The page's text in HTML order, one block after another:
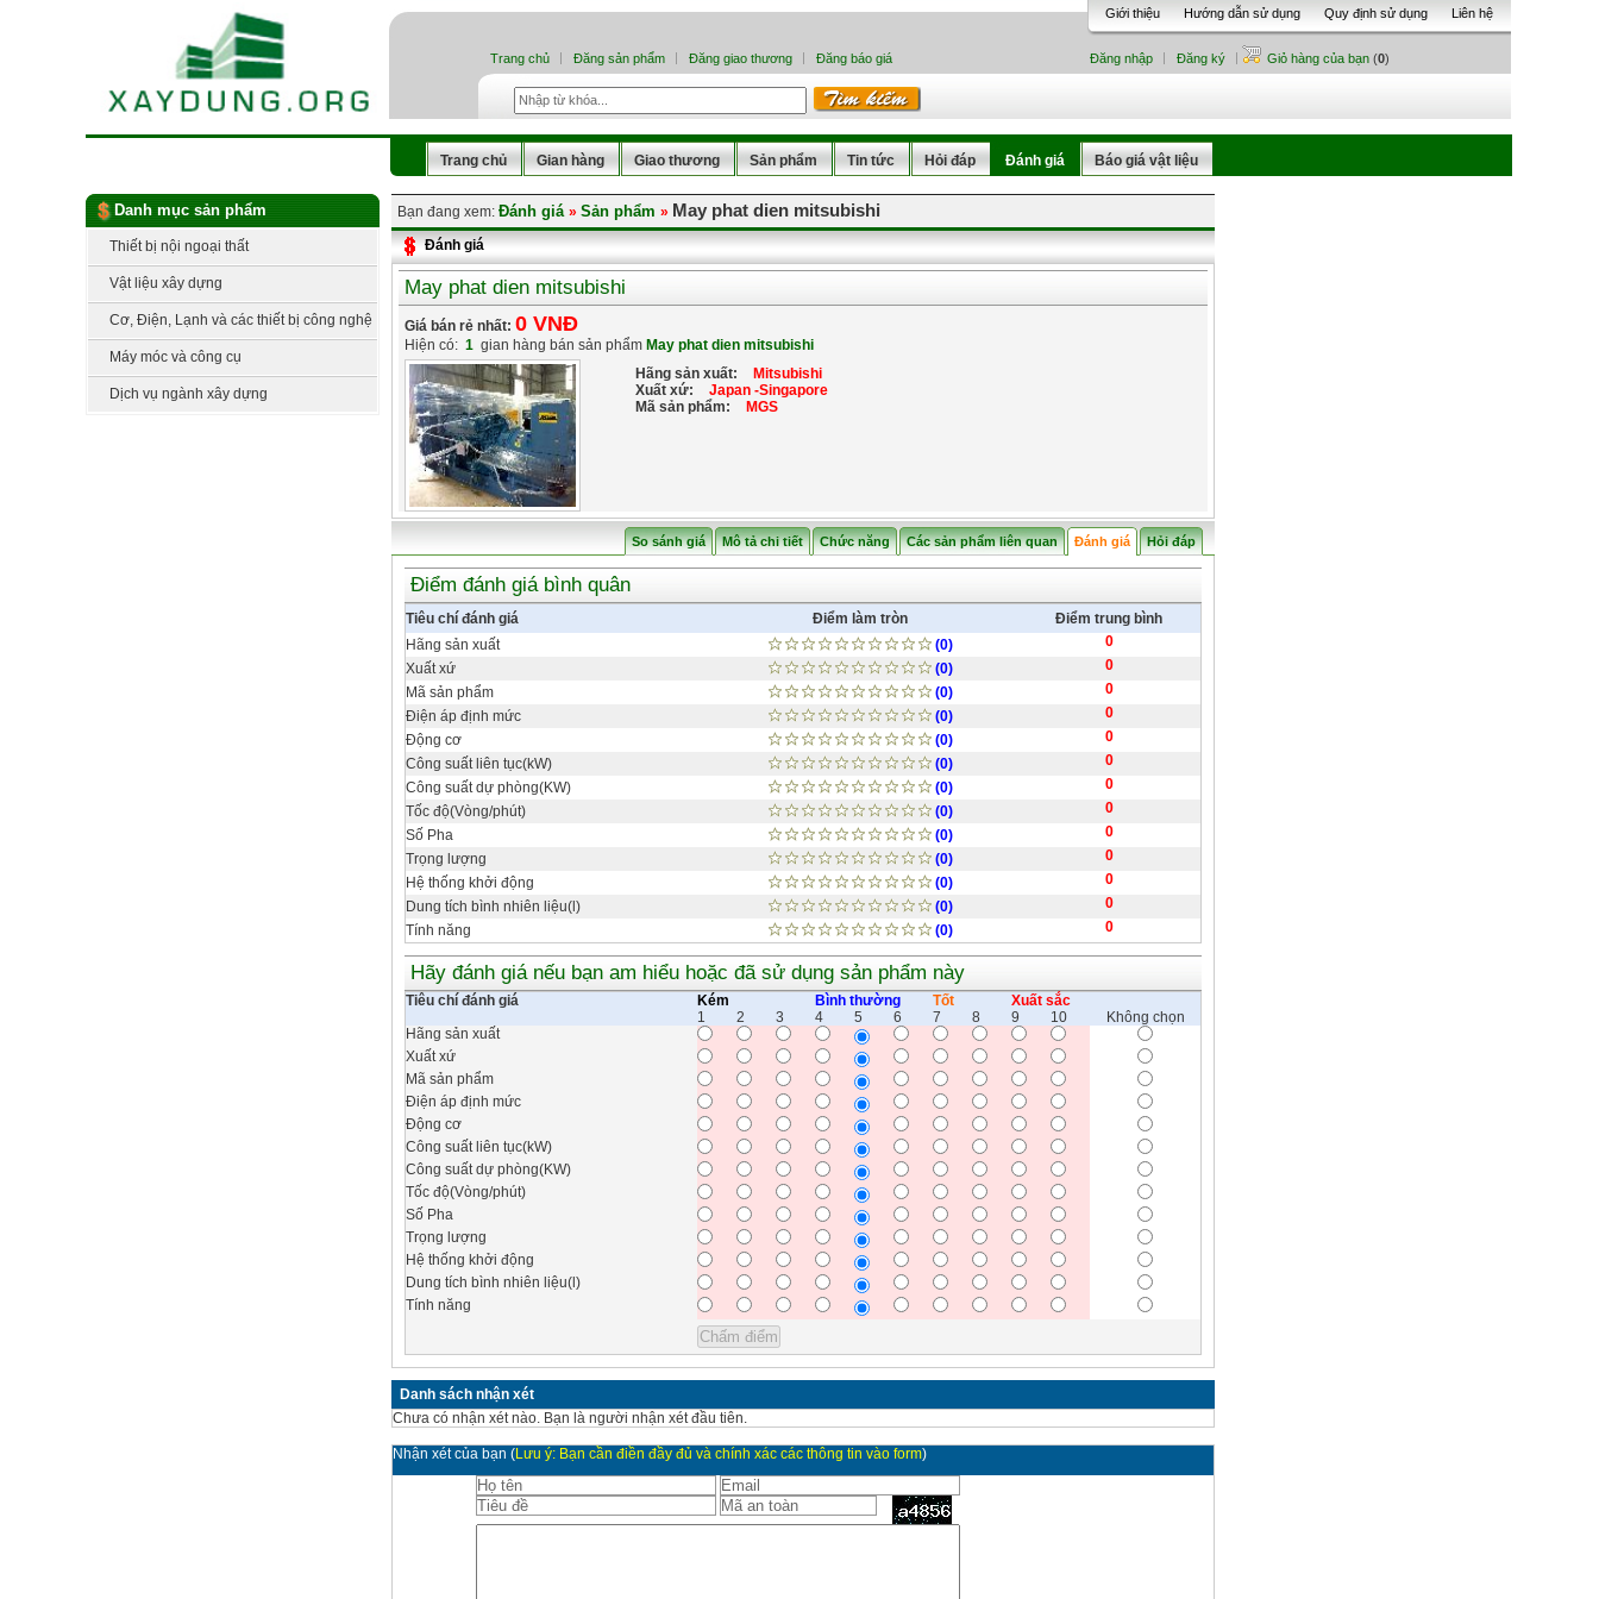
Giới thiệu Hướng dẫn sử dụng Quy định sử dụng Liên hệ
Trang chủ Đăng sản phẩm Đăng giao thương Đăng báo giá Đăng nhập Đăng ký Giỏ hàng của bạn (0)
Trang chủ Gian hàng Giao thương Sản phẩm Tin tức Hỏi đáp Đánh giá Báo giá vật liệu
Danh mục sản phẩm
Thiết bị nội ngoại thất
Vật liệu xây dựng
Cơ, Điện, Lạnh và các thiết bị công nghệ
Máy móc và công cụ
Dịch vụ ngành xây dựng
Bạn đang xem: Đánh giá » Sản phẩm » May phat dien mitsubishi
Đánh giá
May phat dien mitsubishi
Giá bán rẻ nhất: 0 VNĐ
Hiện có: 1 gian hàng bán sản phẩm May phat dien mitsubishi
Hãng sản xuất:
Mitsubishi
Xuất xứ:
Japan -Singapore
Mã sản phẩm:
MGS
So sánh giá Mô tả chi tiết Chức năng Các sản phẩm liên quan Đánh giá Hỏi đáp
Điểm đánh giá bình quân
Tiêu chí đánh giá Điểm làm tròn
Điểm trung bình
Hãng sản xuất
(0)
0
Xuất xứ
(0)
0
Mã sản phẩm
(0)
0
Điện áp định mức
(0)
0
Động cơ
(0)
0
Công suất liên tục(kW)
(0)
0
Công suất dự phòng(KW)
(0)
0
Tốc độ(Vòng/phút)
(0)
0
Số Pha
(0)
0
Trọng lượng
(0)
0
Hệ thống khởi động
(0)
0
Dung tích bình nhiên liệu(l)
(0)
0
Tính năng
(0) 0
Hãy đánh giá nếu bạn am hiểu hoặc đã sử dụng sản phẩm này
Tiêu chí đánh giá Kém Bình thường Tốt
Xuất sắc
1
2 3 4 5 6 7 8 9 10
Không chọn
Hãng sản xuất
Xuất xứ
Mã sản phẩm
Điện áp định mức
Động cơ
Công suất liên tục(kW)
Công suất dự phòng(KW)
Tốc độ(Vòng/phút)
Số Pha
Trọng lượng
Hệ thống khởi động
Dung tích bình nhiên liệu(l)
Tính năng
Danh sách nhận xét
Chưa có nhận xét nào. Bạn là người nhận xét đầu tiên.
Nhận xét của bạn (Lưu ý: Bạn cần điền đầy đủ và chính xác các thông tin vào form)